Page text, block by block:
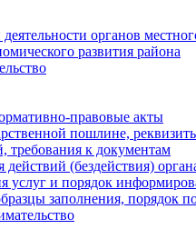
органов
развития района
правовые акты
пошлине,
требования к документам
(бездействия)
услуг и порядок
заполнения, порядок